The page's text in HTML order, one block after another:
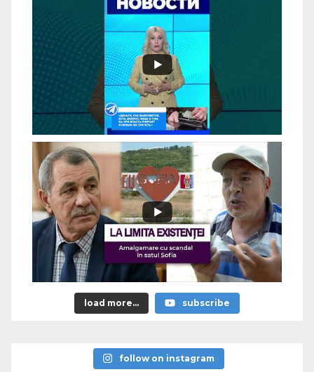
load more... subscribe
follow on instagram